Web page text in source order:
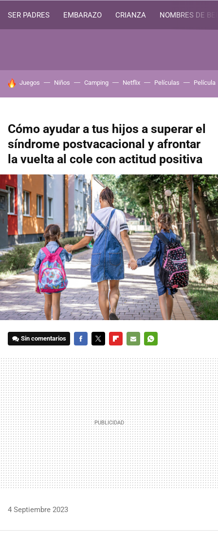
SER PADRES EMBARAZO CRIANZA NOMBRES DE
HOY SE HABLA DE
Juegos Niños Camping Netflix Películas Película
Cómo ayudar a tus hijos a superar el
síndrome postvacacional y afrontar
la vuelta al cole con actitud positiva
Sin comentarios
MAIL
4 Septiembre 2023